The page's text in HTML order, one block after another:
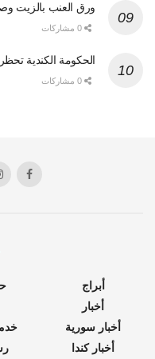
ورق العنب بالزيت
الحكومة الكندية
أبراج
أخبار
أخبار سورية
أخبار كندا